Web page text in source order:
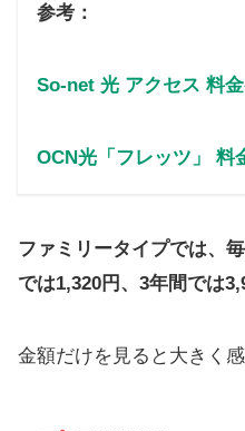
参考：
So-net 光 アクセス 料
OCN光「フレッツ」 料
ファミリータイプでは、
では1,320円、3年間では
金額だけを見ると大きく